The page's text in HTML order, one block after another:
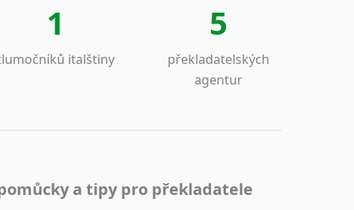
1
italštiny
5
překladatelských
agentur
a tipy pro překladatele